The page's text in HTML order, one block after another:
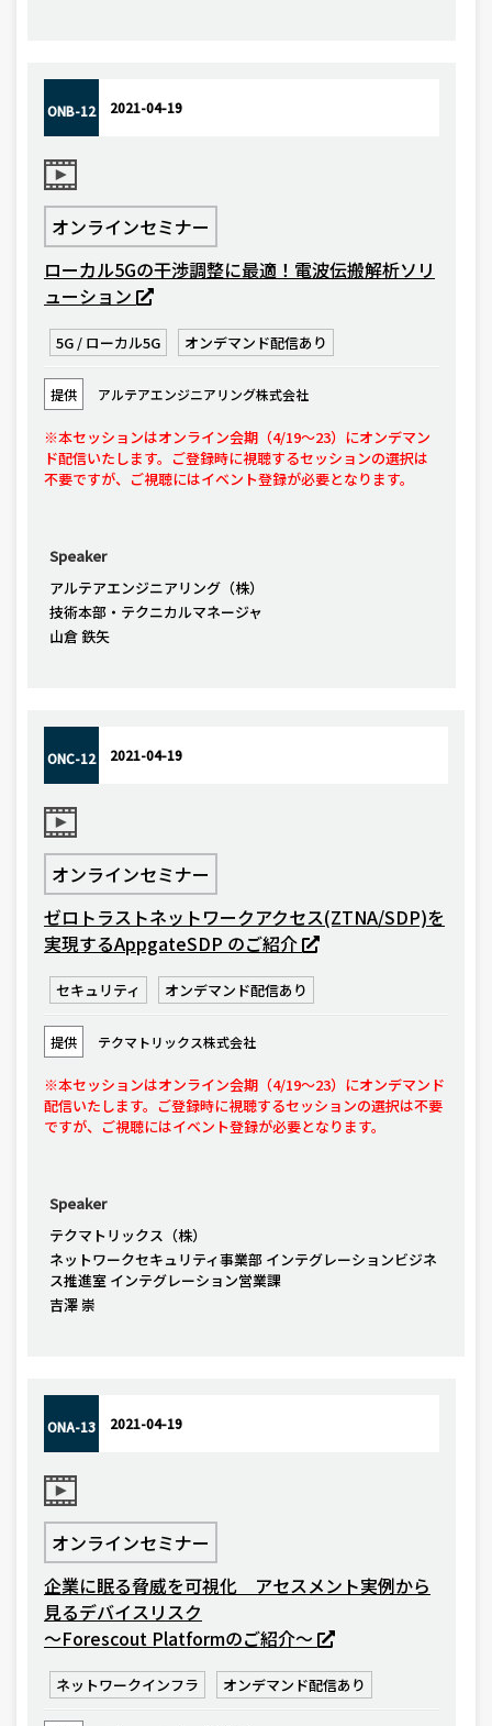
ONB-12 2021-04-19
オンラインセミナー
ローカル5Gの干渉調整に最適！電波伝搬解析ソリ
ューション
5G / ローカル5G オンデマンド配信あり
提供 アルテアエンジニアリング株式会社
※本セッションはオンライン会期（4/19～23）にオンデマン
ド配信いたします。ご登録時に視聴するセッションの選択は
不要ですが、ご視聴にはイベント登録が必要となります。
Speaker
アルテアエンジニアリング（株）
技術本部・テクニカルマネージャ
山倉 鉄矢
ONC-12 2021-04-19
オンラインセミナー
ゼロトラストネットワークアクセス(ZTNA/SDP)を
実現するAppgateSDP のご紹介
セキュリティ オンデマンド配信あり
提供 テクマトリックス株式会社
※本セッションはオンライン会期（4/19～23）にオンデマンド
配信いたします。ご登録時に視聴するセッションの選択は不要
ですが、ご視聴にはイベント登録が必要となります。
Speaker
テクマトリックス（株）
ネットワークセキュリティ事業部 インテグレーションビジネ
ス推進室 インテグレーション営業課
吉澤 崇
ONA-13 2021-04-19
オンラインセミナー
企業に眠る脅威を可視化 アセスメント実例から
見るデバイスリスク
～Forescout Platformのご紹介～
ネットワークインフラ オンデマンド配信あり